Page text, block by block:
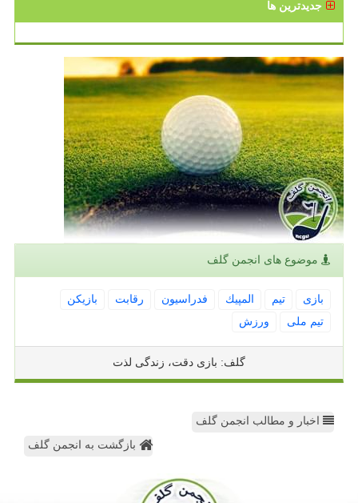
جدیدترین ها
موضوع های انجمن گلف
بازی تیم المپیك فدراسیون رقابت
بازیكن
تیم ملی
ورزش
گلف: بازی دقت، زندگی لذت
اخبار و مطالب انجمن گلف
بازگشت به انجمن گلف